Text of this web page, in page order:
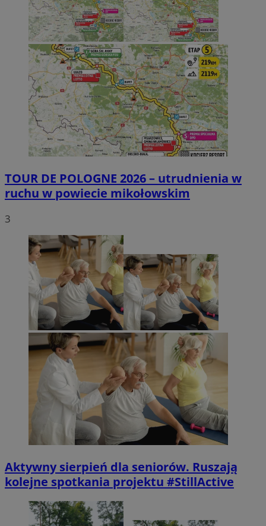
TOUR DE POLOGNE 2026 – utrudnienia w
ruchu w powiecie mikołowskim
3
Aktywny sierpień dla seniorów. Ruszają
kolejne spotkania projektu #StillActive